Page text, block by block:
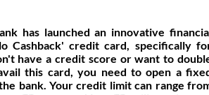
has launched an innovative
Cashback' credit card, specifically
have a credit score or want to
this card, you need to open a
bank. Your credit limit can range